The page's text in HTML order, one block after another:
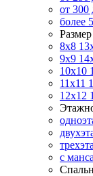
от 300
более
Размер
8х8
9х9
10х10
11x11
12х12
с